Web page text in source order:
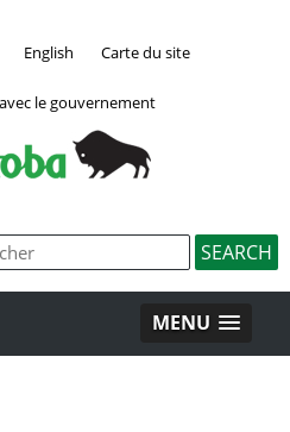
English Carte du site
le gouvernement
MENU